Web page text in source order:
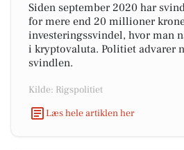
Siden september 2020 har
for mere end 20 millioner
investeringssvindel, hvor man
i kryptovaluta. Politiet advarer
svindlen.
Kilde: Rigspolitiet
Læs hele artiklen her